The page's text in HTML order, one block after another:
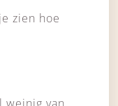
zien hoe